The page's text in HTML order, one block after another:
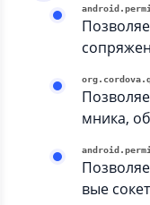
мника,
вые